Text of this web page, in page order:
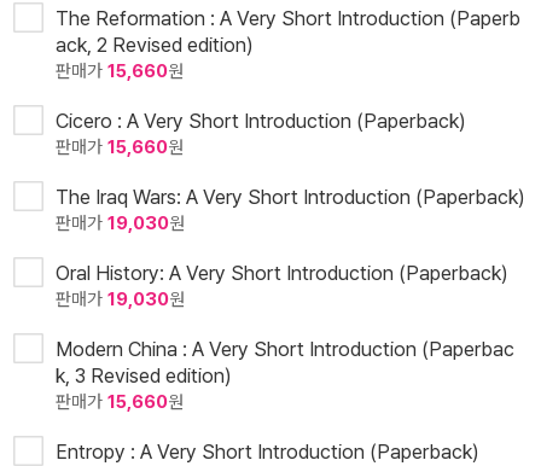
The Reformation : A Very Short Introduction (Paperb
ack, 2 Revised edition)
판매가 15,660원
Cicero : A Very Short Introduction (Paperback)
판매가 15,660원
The Iraq Wars: A Very Short Introduction (Paperback)
판매가 19,030원
Oral History: A Very Short Introduction (Paperback)
판매가 19,030원
Modern China : A Very Short Introduction (Paperbac
k, 3 Revised edition)
판매가 15,660원
Entropy : A Very Short Introduction (Paperback)